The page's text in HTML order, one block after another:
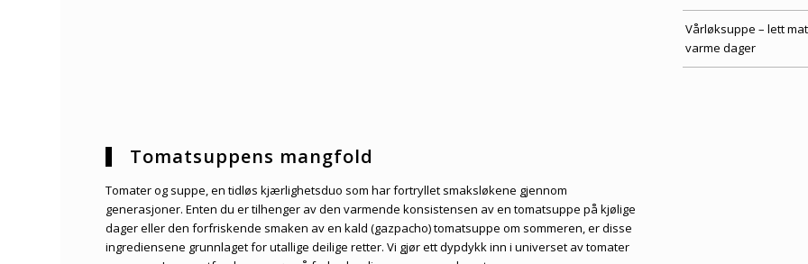
Tomatsuppens mangfold
Tomater og suppe, en tidløs kjærlighetsduo som har fortryllet smaksløkene gjennom
generasjoner. Enten du er tilhenger av den varmende konsistensen av en tomatsuppe på kjølige
dager eller den forfriskende smaken av en kald (gazpacho) tomatsuppe om sommeren, er disse
ingrediensene grunnlaget for utallige deilige retter. Vi gjør ett dypdykk inn i universet av tomater
Vårløksuppe – lett
varme dager